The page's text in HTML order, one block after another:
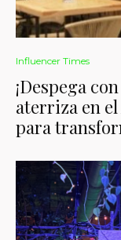
Influencer Times
¡Despega
aterriza en
para